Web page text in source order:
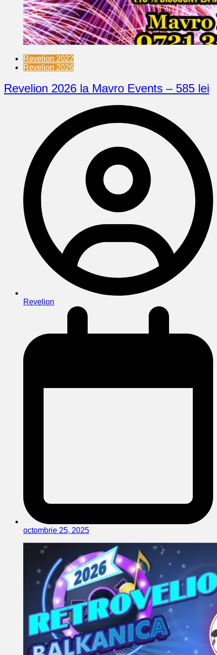
Revelion 2022
Revelion 2026
Revelion 2026 la Mavro Events – 585 lei
Revelion
octombrie 25, 2025